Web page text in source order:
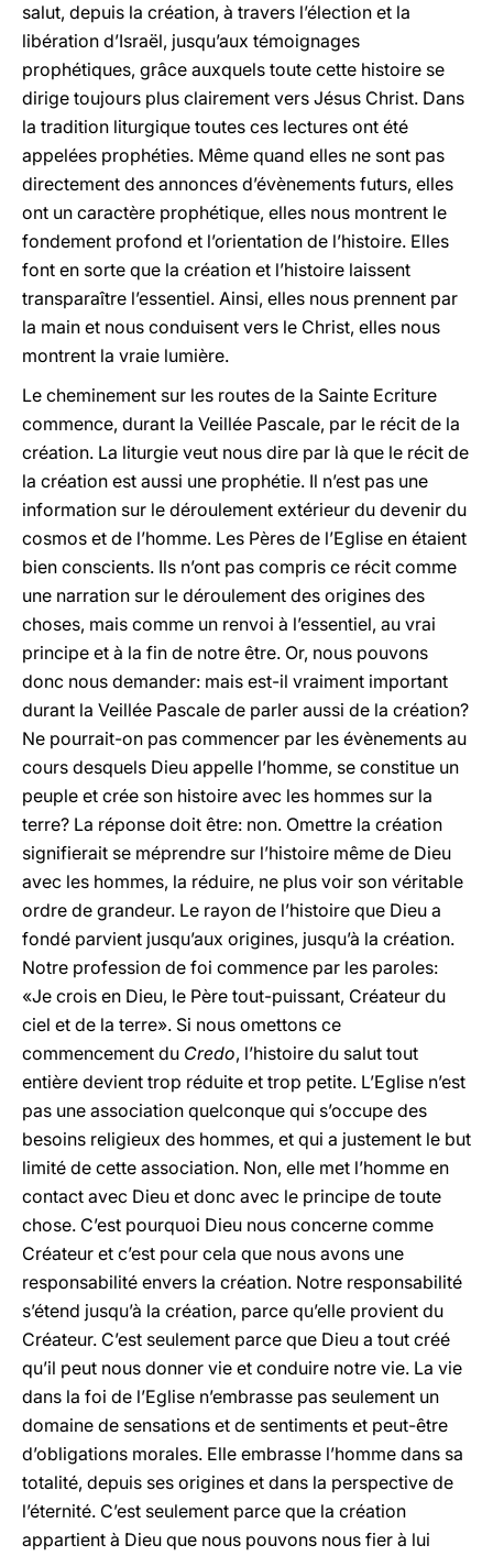
salut, depuis la création, à travers l’élection et la
libération d’Israël, jusqu’aux témoignages
prophétiques, grâce auxquels toute cette histoire se
dirige toujours plus clairement vers Jésus Christ. Dans
la tradition liturgique toutes ces lectures ont été
appelées prophéties. Même quand elles ne sont pas
directement des annonces d’évènements futurs, elles
ont un caractère prophétique, elles nous montrent le
fondement profond et l’orientation de l’histoire. Elles
font en sorte que la création et l’histoire laissent
transparaître l’essentiel. Ainsi, elles nous prennent par
la main et nous conduisent vers le Christ, elles nous
montrent la vraie lumière.
Le cheminement sur les routes de la Sainte Ecriture
commence, durant la Veillée Pascale, par le récit de la
création. La liturgie veut nous dire par là que le récit de
la création est aussi une prophétie. Il n’est pas une
information sur le déroulement extérieur du devenir du
cosmos et de l’homme. Les Pères de l’Eglise en étaient
bien conscients. Ils n’ont pas compris ce récit comme
une narration sur le déroulement des origines des
choses, mais comme un renvoi à l’essentiel, au vrai
principe et à la fin de notre être. Or, nous pouvons
donc nous demander: mais est-il vraiment important
durant la Veillée Pascale de parler aussi de la création?
Ne pourrait-on pas commencer par les évènements au
cours desquels Dieu appelle l’homme, se constitue un
peuple et crée son histoire avec les hommes sur la
terre? La réponse doit être: non. Omettre la création
signifierait se méprendre sur l’histoire même de Dieu
avec les hommes, la réduire, ne plus voir son véritable
ordre de grandeur. Le rayon de l’histoire que Dieu a
fondé parvient jusqu’aux origines, jusqu’à la création.
Notre profession de foi commence par les paroles:
«Je crois en Dieu, le Père tout-puissant, Créateur du
ciel et de la terre». Si nous omettons ce
commencement du Credo, l’histoire du salut tout
entière devient trop réduite et trop petite. L’Eglise n’est
pas une association quelconque qui s’occupe des
besoins religieux des hommes, et qui a justement le but
limité de cette association. Non, elle met l’homme en
contact avec Dieu et donc avec le principe de toute
chose. C’est pourquoi Dieu nous concerne comme
Créateur et c’est pour cela que nous avons une
responsabilité envers la création. Notre responsabilité
s’étend jusqu’à la création, parce qu’elle provient du
Créateur. C’est seulement parce que Dieu a tout créé
qu’il peut nous donner vie et conduire notre vie. La vie
dans la foi de l’Eglise n’embrasse pas seulement un
domaine de sensations et de sentiments et peut-être
d’obligations morales. Elle embrasse l’homme dans sa
totalité, depuis ses origines et dans la perspective de
l’éternité. C’est seulement parce que la création
appartient à Dieu que nous pouvons nous fier à lui